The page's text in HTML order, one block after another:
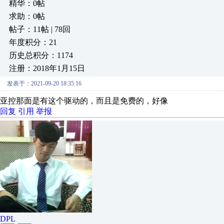
精华：0帖
求助：0帖
帖子：11帖 | 78回
年度积分：21
历史总积分：1174
注册：2018年1月15日
发表于：2021-09-20 18:35:16
亚控那面是有这个驱动的，而且是免费的，好像
回复 引用 举报
DPL